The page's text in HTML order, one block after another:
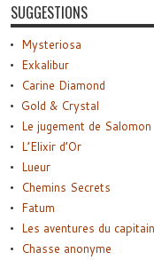
SUGGESTIONS
Mysteriosa
Exkalibur
Carine Diamond
Gold & Crystal
Le jugement de Salomon
L’Elixir d’Or
Lueur
Chemins Secrets
Fatum
Les aventures du
Chasse anonyme